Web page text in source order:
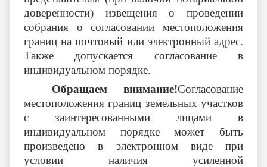
доверенности) извещения о проведении
собрания о согласовании местоположения
границ на почтовый или электронный адрес.
Также допускается согласование в
индивидуальном порядке.
Обращаем внимание!Согласование
местоположения границ земельных участков
с заинтересованными лицами в
индивидуальном порядке может быть
произведено в электронном виде при
условии наличия усиленной